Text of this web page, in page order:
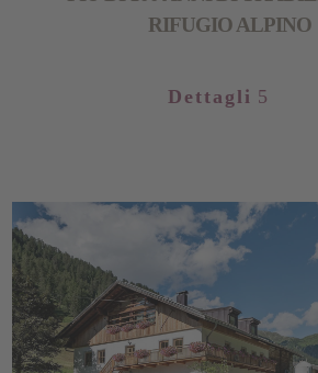
RIFUGIO ALPINO
Dettagli